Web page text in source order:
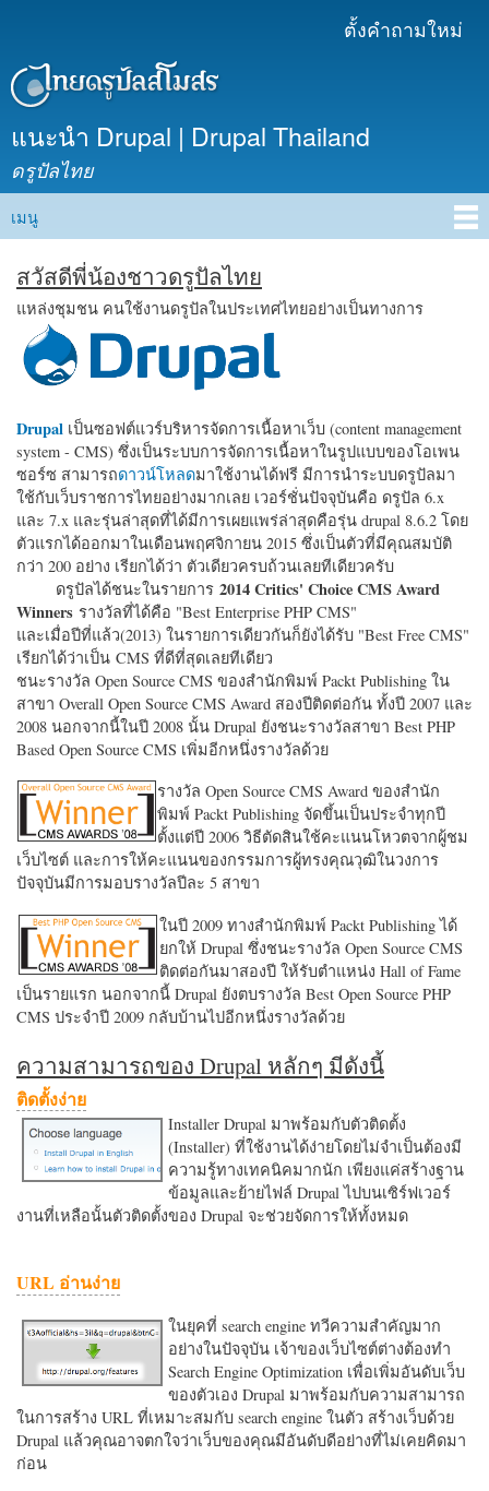
เนื้อหา
ตั้งคำถามใหม่
แนะนำ Drupal | Drupal Thailand
ดรูปัลไทย
Main menu
เมนู
สวัสดีพี่น้องชาวดรูปัลไทย
แหล่งชุมชน คนใช้งานดรูปัลในประเทศไทยอย่างเป็นทางการ
Drupal เป็นซอฟต์แวร์บริหารจัดการเนื้อหาเว็บ (content management
system - CMS) ซึ่งเป็นระบบการจัดการเนื้อหาในรูปแบบของโอเพน
ซอร์ซ สามารถดาวน์โหลดมาใช้งานได้ฟรี มีการนำระบบดรูปัลมา
ใช้กับเว็บราชการไทยอย่างมากเลย เวอร์ชั่นปัจจุบันคือ ดรูปัล 6.x
และ 7.x และรุ่นล่าสุดที่ได้มีการเผยแพร่ล่าสุดคือรุ่น drupal 8.6.2 โดย
ตัวแรกได้ออกมาในเดือนพฤศจิกายน 2015 ซึ่งเป็นตัวที่มีคุณสมบัติ
กว่า 200 อย่าง เรียกได้ว่า ตัวเดียวครบถ้วนเลยทีเดียวครับ
ดรูปัลได้ชนะในรายการ 2014 Critics' Choice CMS Award
Winners รางวัลที่ได้คือ "Best Enterprise PHP CMS"
และเมื่อปีที่แล้ว(2013) ในรายการเดียวกันก็ยังได้รับ "Best Free CMS"
เรียกได้ว่าเป็น CMS ที่ดีที่สุดเลยทีเดียว
ชนะรางวัล Open Source CMS ของสำนักพิมพ์ Packt Publishing ใน
สาขา Overall Open Source CMS Award สองปีติดต่อกัน ทั้งปี 2007 และ
2008 นอกจากนี้ในปี 2008 นั้น Drupal ยังชนะรางวัลสาขา Best PHP
Based Open Source CMS เพิ่มอีกหนึ่งรางวัลด้วย
รางวัล Open Source CMS Award ของสำนัก
พิมพ์ Packt Publishing จัดขึ้นเป็นประจำทุกปี
ตั้งแต่ปี 2006 วิธีตัดสินใช้คะแนนโหวตจากผู้ชม
เว็บไซต์ และการให้คะแนนของกรรมการผู้ทรงคุณวุฒิในวงการ
ปัจจุบันมีการมอบรางวัลปีละ 5 สาขา
ในปี 2009 ทางสำนักพิมพ์ Packt Publishing ได้
ยกให้ Drupal ซึ่งชนะรางวัล Open Source CMS
ติดต่อกันมาสองปี ให้รับตำแหน่ง Hall of Fame
เป็นรายแรก นอกจากนี้ Drupal ยังตบรางวัล Best Open Source PHP
CMS ประจำปี 2009 กลับบ้านไปอีกหนึ่งรางวัลด้วย
ความสามารถของ Drupal หลักๆ มีดังนี้
ติดตั้งง่าย
Installer Drupal มาพร้อมกับตัวติดตั้ง
(Installer) ที่ใช้งานได้ง่ายโดยไม่จำเป็นต้องมี
ความรู้ทางเทคนิคมากนัก เพียงแค่สร้างฐาน
ข้อมูลและย้ายไฟล์ Drupal ไปบนเซิร์ฟเวอร์
งานที่เหลือนั้นตัวติดตั้งของ Drupal จะช่วยจัดการให้ทั้งหมด
URL อ่านง่าย
ในยุคที่ search engine ทวีความสำคัญมาก
อย่างในปัจจุบัน เจ้าของเว็บไซต์ต่างต้องทำ
Search Engine Optimization เพื่อเพิ่มอันดับเว็บ
ของตัวเอง Drupal มาพร้อมกับความสามารถ
ในการสร้าง URL ที่เหมาะสมกับ search engine ในตัว สร้างเว็บด้วย
Drupal แล้วคุณอาจตกใจว่าเว็บของคุณมีอันดับดีอย่างที่ไม่เคยคิดมา
ก่อน